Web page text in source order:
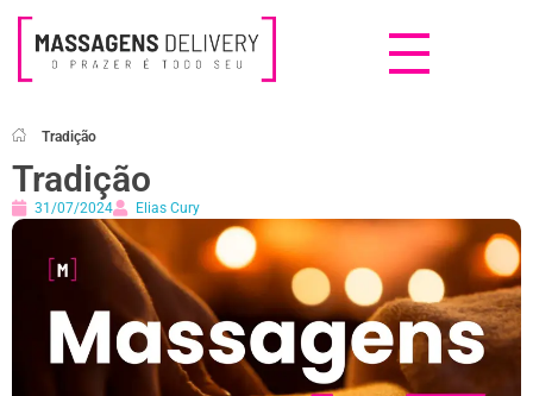
Tradição
Tradição
31/07/2024 Elias Cury